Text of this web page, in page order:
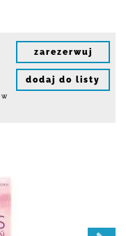
w
zarezerwuj
dodaj do listy